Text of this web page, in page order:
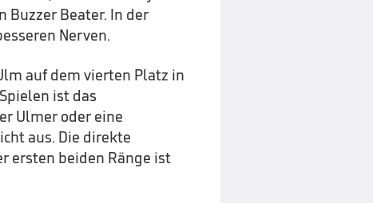
Buzzer Beater. In der
Nerven.
auf dem vierten Platz in
ist das
Ulmer oder eine
aus. Die direkte
ersten beiden Ränge ist